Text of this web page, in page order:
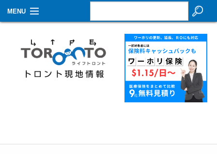
MENU
生活情報
その他